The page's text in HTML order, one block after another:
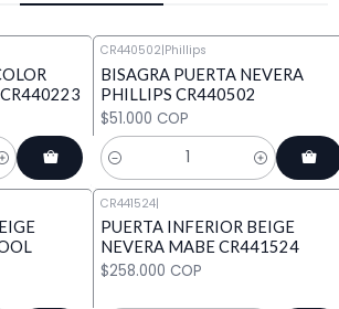
CR440502|Phillips
BISAGRA PUERTA NEVERA
PHILLIPS CR440502
$51.000 COP
Cantidad
CR441524|
PUERTA INFERIOR BEIGE
NEVERA MABE CR441524
$258.000 COP